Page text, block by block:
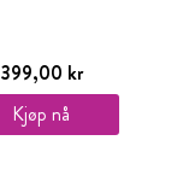
399,00 kr
Kjøp nå